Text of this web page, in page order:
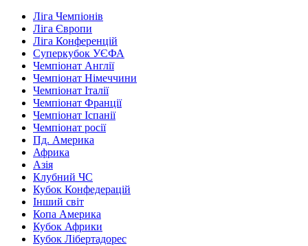
Ліга Чемпіонів
Ліга Європи
Ліга Конференцій
Суперкубок УЄФА
Чемпіонат Англії
Чемпіонат Німеччини
Чемпіонат Італії
Чемпіонат Франції
Чемпіонат Іспанії
Чемпіонат росії
Пд. Америка
Африка
Азія
Клубний ЧС
Кубок Конфедерацій
Інший світ
Копа Америка
Кубок Африки
Кубок Лібертадорес